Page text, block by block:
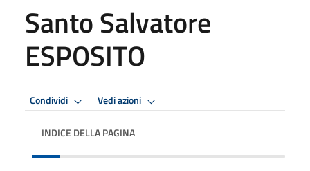
Santo Salvatore
ESPOSITO
Condividi Vedi azioni
INDICE DELLA PAGINA